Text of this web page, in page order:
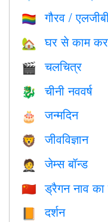
🏳️‍🌈 गौरव /
🏡 घर से काम
🎬 चलचित्र
🐉 चीनी नववर्ष
🎂 जन्मदिन
🦁 जीवविज्ञान
🤵 जेम्स बॉन्ड
🇨🇳 ड्रैगन नाव
📙 दर्शन